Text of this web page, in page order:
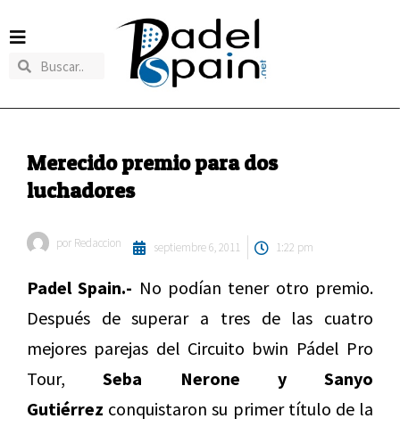
Merecido premio para dos
luchadores
por Redaccion septiembre 6, 2011 1:22 pm
Padel Spain.- No podían tener otro premio.
Después de superar a tres de las cuatro
mejores parejas del Circuito bwin Pádel Pro
Tour,Seba Nerone y Sanyo
Gutiérrez conquistaron su primer título de la